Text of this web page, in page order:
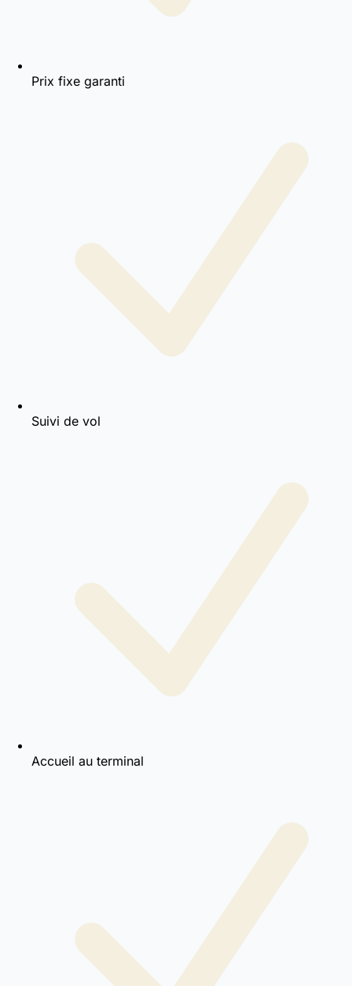
Prix fixe garanti
Suivi de vol
Accueil au terminal